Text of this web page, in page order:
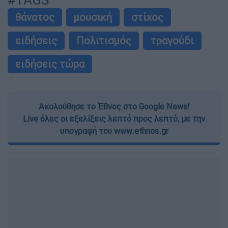
θάνατος μουσική
στίχος
ειδήσεις
Πολιτισμός
τραγούδι
ειδήσεις τώρα
Ακολούθησε το Έθνος στο Google News!
Live όλες οι εξελίξεις λεπτό προς λεπτό, με την
υπογραφή του www.ethnos.gr